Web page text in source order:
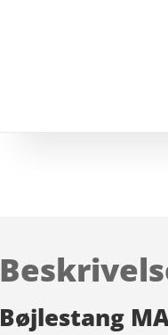
Bøjlestang